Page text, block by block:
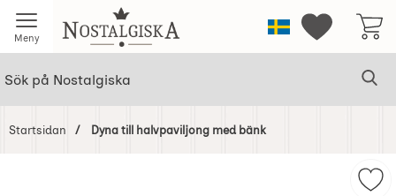
Meny Startsidan för NostalgiskaSverigeMina
Startsidan Dyna till halvpaviljong med bänk